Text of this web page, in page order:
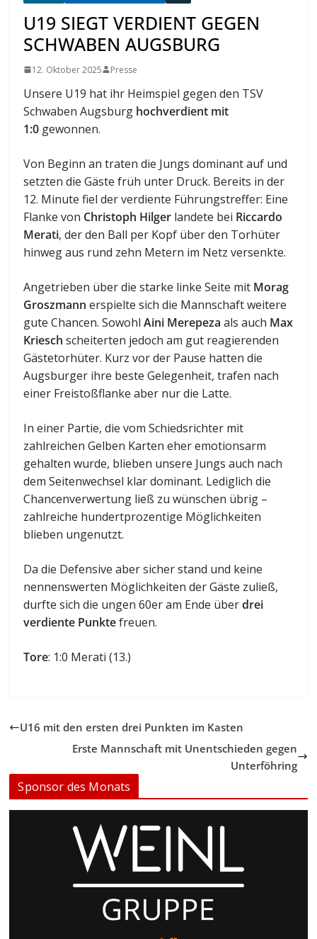
U19 SIEGT VERDIENT GEGEN
SCHWABEN AUGSBURG
12. Oktober 2025 Presse
Unsere U19 hat ihr Heimspiel gegen den TSV
Schwaben Augsburg hochverdient mit
1:0 gewonnen.
Von Beginn an traten die Jungs dominant auf und
setzten die Gäste früh unter Druck. Bereits in der
12. Minute fiel der verdiente Führungstreffer: Eine
Flanke von Christoph Hilger landete bei Riccardo
Merati, der den Ball per Kopf über den Torhüter
hinweg aus rund zehn Metern im Netz versenkte.
Angetrieben über die starke linke Seite mit Morag
Groszmann erspielte sich die Mannschaft weitere
gute Chancen. SowohlAini Merepeza als auch Max
Kriesch scheiterten jedoch am gut reagierenden
Gästetorhüter. Kurz vor der Pause hatten die
Augsburger ihre beste Gelegenheit, trafen nach
einer Freistoßflanke aber nur die Latte.
In einer Partie, die vom Schiedsrichter mit
zahlreichen Gelben Karten eher emotionsarm
gehalten wurde, blieben unsere Jungs auch nach
dem Seitenwechsel klar dominant. Lediglich die
Chancenverwertung ließ zu wünschen übrig –
zahlreiche hundertprozentige Möglichkeiten
blieben ungenutzt.
Da die Defensive aber sicher stand und keine
nennenswerten Möglichkeiten der Gäste zuließ,
durfte sich die ungen 60er am Ende überdrei
verdiente Punktefreuen.
Tore: 1:0 Merati (13.)
U16 mit den ersten drei Punkten im Kasten
Erste Mannschaft mit Unentschieden gegen
Unterföhring
Sponsor des Monats